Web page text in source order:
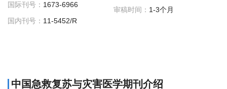
国际刊号： 1673-6966
国内刊号： 11-5452/R
审稿时间： 1-3个月
中国急救复苏与灾害医学期刊介绍